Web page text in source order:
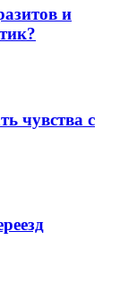
и
чувства с